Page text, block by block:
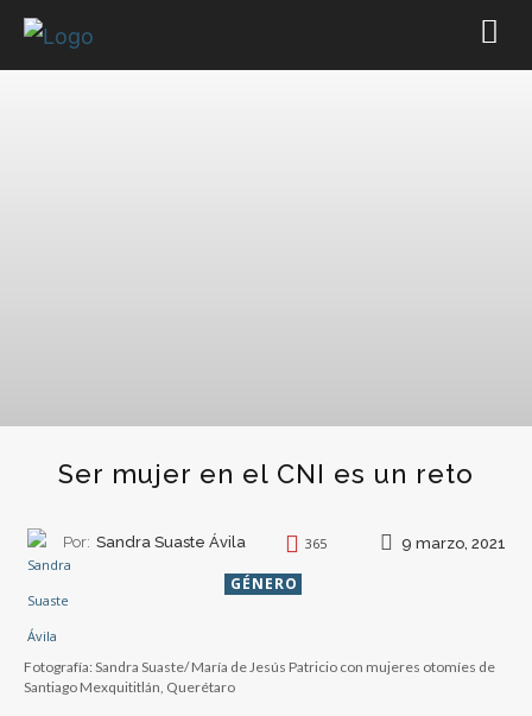
Ser mujer en el CNI es un reto
Por: Sandra Suaste Ávila 365 9 marzo, 2021
GÉNERO
Fotografía: Sandra Suaste/ María de Jesús Patricio con mujeres otomíes de
Santiago Mexquititlán, Querétaro